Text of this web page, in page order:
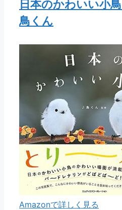
日本のかわいい小鳥 |
鳥くん
Amazonで詳しく見る